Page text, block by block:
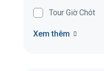
Tour Giờ Chót
Xem thêm